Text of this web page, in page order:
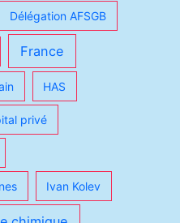
Délégation AFSGB
France
HAS
privé
Ivan Kolev